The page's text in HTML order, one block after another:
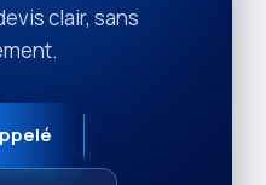
clair, sans